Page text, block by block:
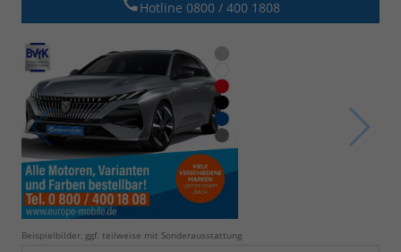
Hotline 0800 / 400 1808
Beispielbilder, ggf. teilweise mit Sonderausstattung